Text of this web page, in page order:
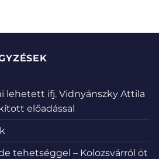
lehetett ifj. Vidnyánszky Attila
előadással
tehetséggel – Kolozsvárról öt